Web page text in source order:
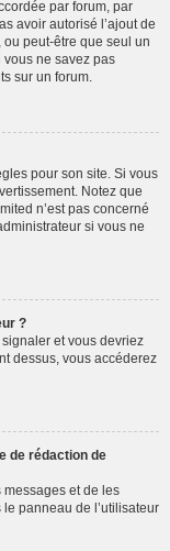
par forum, par
avoir autorisé l’ajout de
peut-être que seul un
vous ne savez pas
sur un forum.
pour son site. Si vous
Notez que
n’est pas concerné
si vous ne
?
et vous devriez
dessus, vous accéderez
de rédaction de
et de les
panneau de l’utilisateur